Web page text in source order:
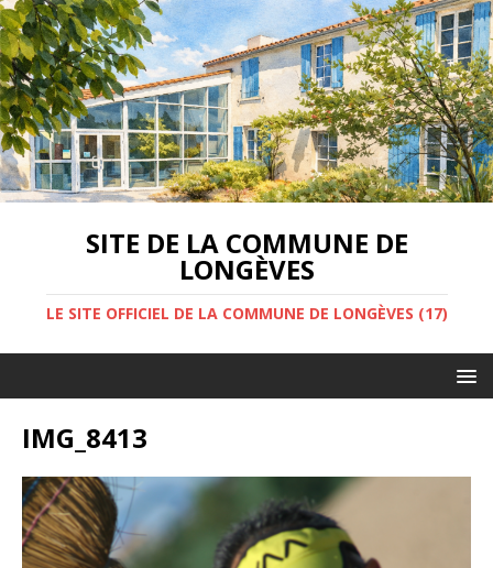
SITE DE LA COMMUNE DE
LONGÈVES
LE SITE OFFICIEL DE LA COMMUNE DE LONGÈVES (17)
IMG_8413